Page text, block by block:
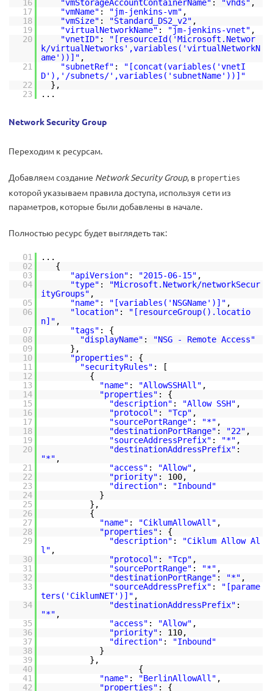
16 "vmStorageAccountContainerName" : "vhds" ,
17
"vmName" : "jm-jenkins-vm" ,
18
"vmSize" : "Standard_DS2_v2" ,
19
"virtualNetworkName" : "jm-jenkins-vnet" ,
20
"vnetID" :
"[resourceId('Microsoft.Networ
k/virtualNetworks',variables('virtualNetworkN
ame'))]" ,
21
"subnetRef" :
"[concat(variables('vnetI
D'),'/subnets/',variables('subnetName'))]"
22
},
23
...
Network Security Group
Переходим к ресурсам.
Добавляем создание Network Security Group, в properties
которой указываем правила доступа, используя сети из
параметров, которые были добавлены в начале.
Полностью ресурс будет выглядеть так:
01
...
02
{
03
"apiVersion" : "2015-06-15" ,
04
"type" :
"Microsoft.Network/networkSecur
ityGroups" ,
05
"name" : "[variables('NSGName')]" ,
06
"location" :
"[resourceGroup().locatio
n]" ,
07
"tags" : {
08
"displayName" :
"NSG - Remote Access"
09
},
10
"properties" : {
11
"securityRules" : [
12
{
13
"name" : "AllowSSHAll" ,
14
"properties" : {
15
"description" : "Allow SSH" ,
16
"protocol" : "Tcp" ,
17
"sourcePortRange" : "*" ,
18
"destinationPortRange" : "22" ,
19
"sourceAddressPrefix" : "*" ,
20
"destinationAddressPrefix" :
"*" ,
21
"access" : "Allow" ,
22
"priority" : 100,
23
"direction" :
"Inbound"
24
}
25
},
26
{
27
"name" : "CiklumAllowAll" ,
28
"properties" : {
29
"description" :
"Ciklum Allow Al
l" ,
30
"protocol" : "Tcp" ,
31
"sourcePortRange" : "*" ,
32
"destinationPortRange" : "*" ,
33
"sourceAddressPrefix" :
"[parame
ters('CiklumNET')]" ,
34
"destinationAddressPrefix" :
"*" ,
35
"access" : "Allow" ,
36
"priority" : 110,
37
"direction" :
"Inbound"
38
}
39
},
40
{
41
"name" : "BerlinAllowAll" ,
42
"properties" : {